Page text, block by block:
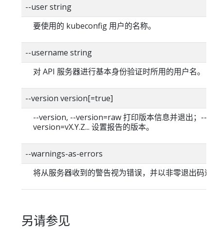
--user string
要使用的 kubeconfig 用户的名称。
--username string
对 API 服务器进行基本身份验证时所用的用户名。
--version version[=true]
--version, --version=raw 打印版本信息并退出；--
version=vX.Y.Z... 设置报告的版本。
--warnings-as-errors
将从服务器收到的警告视为错误，并以非零退出码退
另请参见